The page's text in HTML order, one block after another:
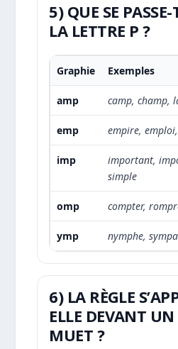
5) QUE SE
LA LETTRE P ?
Graphie Exemples
amp camp, champ,
emp empire,
imp
important,
simple
omp compter,
ymp nymphe,
6) LA RÈGLE
ELLE DEVANT
MUET ?